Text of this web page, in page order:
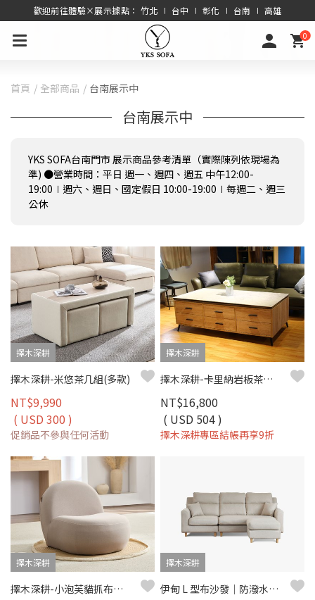
歡迎前往體驗×展示據點： 竹北 ∣ 台中 ∣ 彰化 ∣ 台南 ∣ 高雄
0
首頁 全部商品 台南展示中
台南展示中
YKS SOFA台南門市 展示商品參考清單（實際陳列依現場為
準) ●營業時間：平日 週一、週四、週五 中午12:00-
19:00∣週六、週日、國定假日 10:00-19:00∣每週二、週三
公休
擇木深耕
擇木深耕-米悠茶几組(多款)
NT$9,990
( USD 300 )
促銷品不參與任何活動
擇木深耕
擇木深耕-卡里納岩板茶几桌
NT$16,800
( USD 504 )
擇木深耕專區結帳再享9折
擇木深耕
擇木深耕-小泡芙貓抓布沙發椅(五色)
擇木深耕
伊甸 L 型布沙發｜防潑水細亞麻布 × 移動式腳椅 × 多種擺放方式 – 擇木深耕